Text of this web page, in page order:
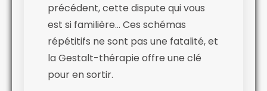
précédent, cette dispute qui vous
est si familière… Ces schémas
répétitifs ne sont pas une fatalité, et
la Gestalt-thérapie offre une clé
pour en sortir.